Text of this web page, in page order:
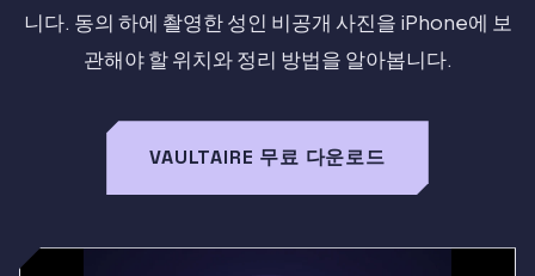
니다. 동의 하에 촬영한 성인 비공개 사진을 iPhone에 보
관해야 할 위치와 정리 방법을 알아봅니다.
VAULTAIRE 무료 다운로드